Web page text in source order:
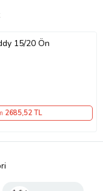
15/20 Ön
2685,52 TL